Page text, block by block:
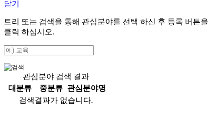
닫기
트리 또는 검색을 통해 관심분야를 선택 하신 후 등록 버튼을
클릭 하십시오.
관심분야 검색 결과
대분류
중분류
관심분야명
검색결과가 없습니다.